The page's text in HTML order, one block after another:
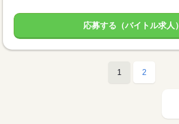
応募する（バイトル求人）
1 2